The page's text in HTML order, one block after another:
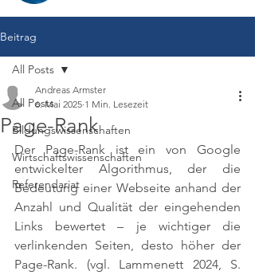
Beitrag
All Posts
Bildungswissenschaften
Wirtschaftswissenschaften
Referendariat
All Posts
Page-Rank
Andreas Armster
6. Mai 2025 1 Min. Lesezeit
Der Page-Rank ist ein von Google
entwickelter Algorithmus, der die
Bedeutung einer Webseite anhand der
Anzahl und Qualität der eingehenden
Links bewertet – je wichtiger die
verlinkenden Seiten, desto höher der
Page-Rank. (vgl. Lammenett 2024, S.